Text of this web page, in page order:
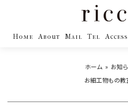
Home About Mail Tel Access
ホーム お知
お細工物もの